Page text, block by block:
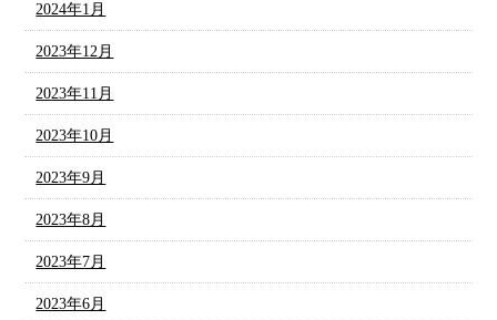
2024年1月
2023年12月
2023年11月
2023年10月
2023年9月
2023年8月
2023年7月
2023年6月